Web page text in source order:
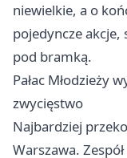
niewielkie, a o
pojedyncze akcje,
pod bramką.
Pałac Młodzieży
zwycięstwo
Najbardziej
Warszawa.